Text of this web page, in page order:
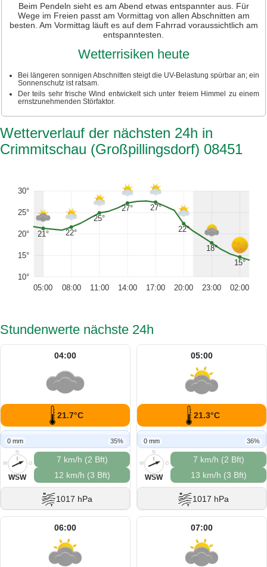
Beim Pendeln sieht es am Abend etwas entspannter aus. Für
Wege im Freien passt am Vormittag von allen Abschnitten am
besten. Am Vormittag läuft es auf dem Fahrrad voraussichtlich am
entspanntesten.
Wetterrisiken heute
Bei längeren sonnigen Abschnitten steigt die UV-Belastung spürbar an; ein
Sonnenschutz ist ratsam.
Der teils sehr frische Wind entwickelt sich unter freiem Himmel zu einem
ernstzunehmenden Störfaktor.
Wetterverlauf der nächsten 24h in
Crimmitschau (Großpillingsdorf) 08451
10°
15°
20°
25°
30°
21° 22°
25°
27° 27°
22°
18°
15°
05:00 08:00 11:00 14:00 17:00 20:00 23:00 02:00
Stundenwerte nächste 24h
04:00
21.7°C
0 mm 35%
N
O
S
W
WSW
7 km/h (2 Bft)
12 km/h (3 Bft)
1017 hPa
05:00
21.3°C
0 mm 36%
N
O
S
W
WSW
7 km/h (2 Bft)
13 km/h (3 Bft)
1017 hPa
06:00 07:00